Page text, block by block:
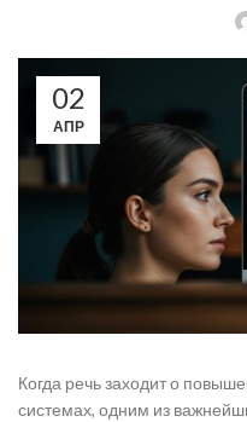
02
АПР
Когда речь заходит о
системах, одним из